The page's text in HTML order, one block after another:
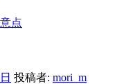
点
投稿者: mori_m